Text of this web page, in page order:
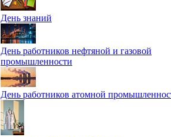
День знаний
День работников нефтяной и газовой
промышленности
День работников атомной